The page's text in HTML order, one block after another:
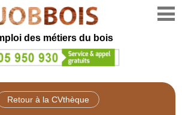
des métiers du bois
Retour à la CVthèque